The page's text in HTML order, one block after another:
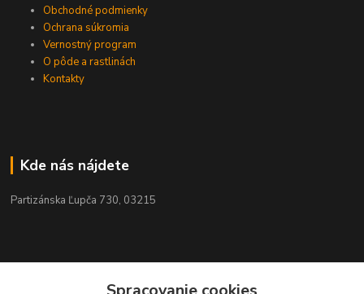
Obchodné podmienky
Ochrana súkromia
Vernostný program
O pôde a rastlinách
Kontakty
Kde nás nájdete
Partizánska Ľupča 730, 03215